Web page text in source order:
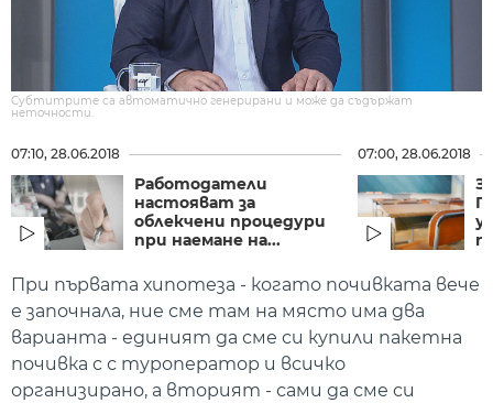
Субтитрите са автоматично генерирани и може да съдържат
неточности.
07:10, 28.06.2018
Работодатели
настояват за
облекчени процедури
при наемане на...
07:00, 28.06.2018
При първата хипотеза - когато почивката вече
е започнала, ние сме там на място има два
варианта - единият да сме си купили пакетна
почивка с с туроператор и всичко
организирано, а вторият - сами да сме си